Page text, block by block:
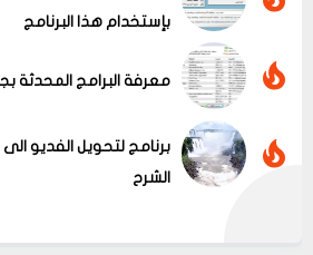
بإستخدام هذا البرنامج
معرفة البرامج المحدثة
برنامج لتحويل الفديو
الشرح